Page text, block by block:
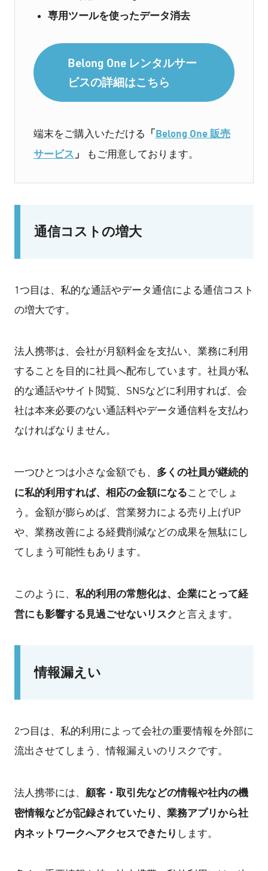
専用ツールを使ったデータ消去
Belong One レンタルサー
ビスの詳細はこちら
端末をご購入いただける 「Belong One 販売
サービス 」 もご用意しております。
通信コストの増大
1つ目は、私的な通話やデータ通信による通信コスト
の増大です。
法人携帯は、会社が月額料金を支払い、業務に利用
することを目的に社員へ配布しています。社員が私
的な通話やサイト閲覧、SNSなどに利用すれば、会
社は本来必要のない通話料やデータ通信料を支払わ
なければなりません。
一つひとつは小さな金額でも、 多くの社員が継続的
に私的利用すれば、相応の金額になることでしょ
う。金額が膨らめば、営業努力による売り上げUP
や、業務改善による経費削減などの成果を無駄にし
てしまう可能性もあります。
このように、 私的利用の常態化は、企業にとって経
営にも影響する見過ごせないリスク と言えます。
情報漏えい
2つ目は、私的利用によって会社の重要情報を外部に
流出させてしまう、情報漏えいのリスクです。
法人携帯には、 顧客・取引先などの情報や社内の機
密情報などが記録されていたり、業務アプリから社
内ネットワークへアクセスできたり します。